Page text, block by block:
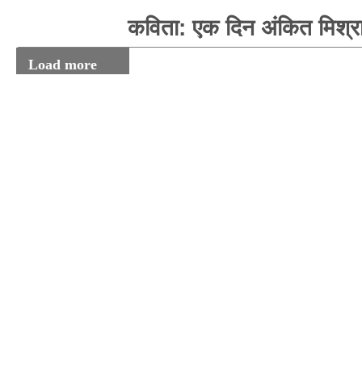
कविता: एक दिन अंकित
Load more